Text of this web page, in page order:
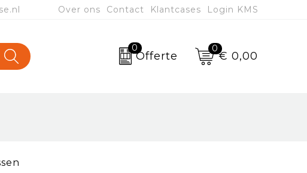
Over ons Contact Klantcases Login KMS
0
Offerte
0
€ 0,00